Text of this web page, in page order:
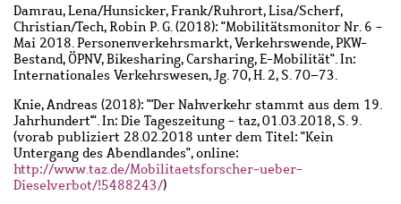
Damrau, Lena/Hunsicker, Frank/Ruhrort, Lisa/Scherf,
Christian/Tech, Robin P. G.(2018): "Mobilitätsmonitor Nr. 6 -
Mai 2018. Personenverkehrsmarkt, Verkehrswende, PKW-
Bestand, ÖPNV, Bikesharing, Carsharing, E-Mobilität". In:
Internationales Verkehrswesen, Jg. 70, H. 2, S. 70–73.
Knie, Andreas (2018): "'Der Nahverkehr stammt aus dem 19.
Jahrhundert'". In: Die Tageszeitung - taz, 01.03.2018, S. 9.
(vorab publiziert 28.02.2018 unter dem Titel: "Kein
Untergang des Abendlandes", online:
http://www.taz.de/Mobilitaetsforscher-ueber-
Dieselverbot/!5488243/)